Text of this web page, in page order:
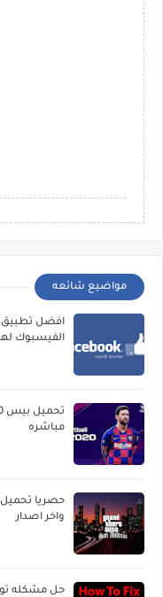
مواضيع شائعه
افضل تطبيق
الفيسبوك
مباشره
واخر اصدار